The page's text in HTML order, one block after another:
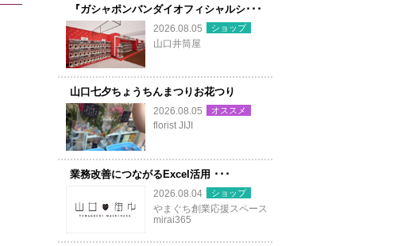
『ガシャポンバンダイオフィシャルシ･･･
2026.08.05
ショップ
山口井筒屋
山口七夕ちょうちんまつりお花つり
2026.08.05
オススメ
florist JIJI
業務改善につながるExcel活用 ･･･
2026.08.04
ショップ
やまぐち創業応援スペース
mirai365